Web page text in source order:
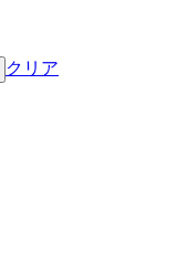
クリア